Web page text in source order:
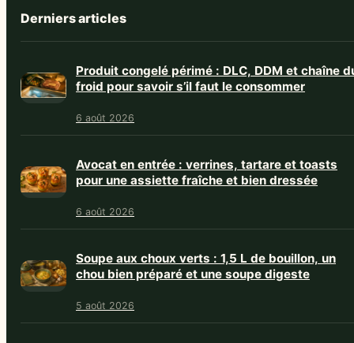
Derniers articles
Produit congelé périmé : DLC, DDM et chaîne
froid pour savoir s’il faut le consommer
6 août 2026
Avocat en entrée : verrines, tartare et toasts
pour une assiette fraîche et bien dressée
6 août 2026
Soupe aux choux verts : 1,5 L de bouillon, un
chou bien préparé et une soupe digeste
5 août 2026